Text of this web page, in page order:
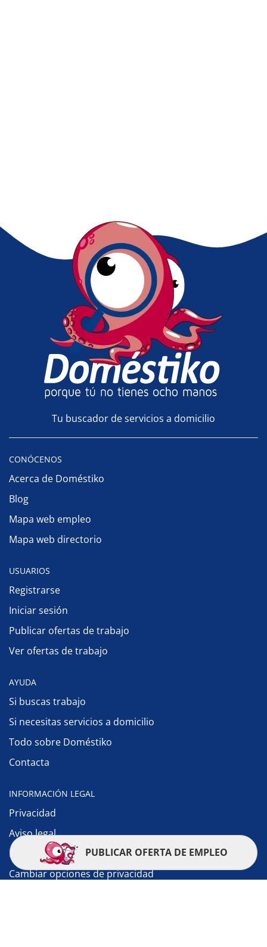
Tu buscador de servicios a domicilio
CONÓCENOS
Acerca de Doméstiko
Blog
Mapa web empleo
Mapa web directorio
USUARIOS
Registrarse
Iniciar sesión
Publicar ofertas de trabajo
Ver ofertas de trabajo
AYUDA
Si buscas trabajo
Si necesitas servicios a domicilio
Todo sobre Doméstiko
Contacta
INFORMACIÓN LEGAL
Privacidad
Aviso legal
Política de cookies
Cambiar opciones de privacidad
PUBLICAR OFERTA DE EMPLEO